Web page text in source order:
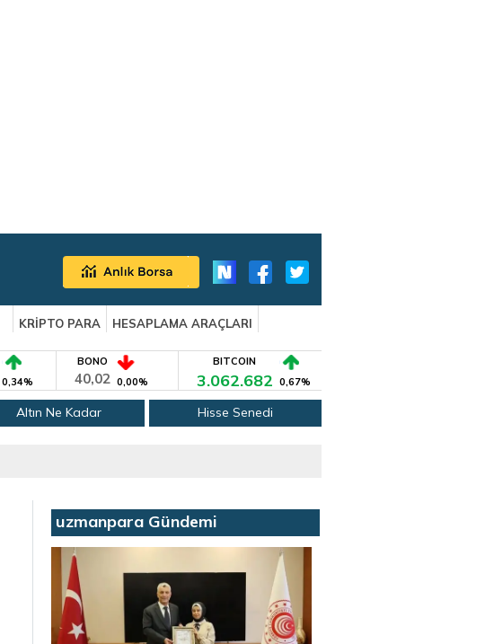
KRİPTO PARA
HESAPLAMA ARAÇLARI
0,34%
BONO
40,02 0,00%
BITCOIN
3.062.682 0,67%
Altın Ne Kadar Hisse Senedi
uzmanpara Gündemi